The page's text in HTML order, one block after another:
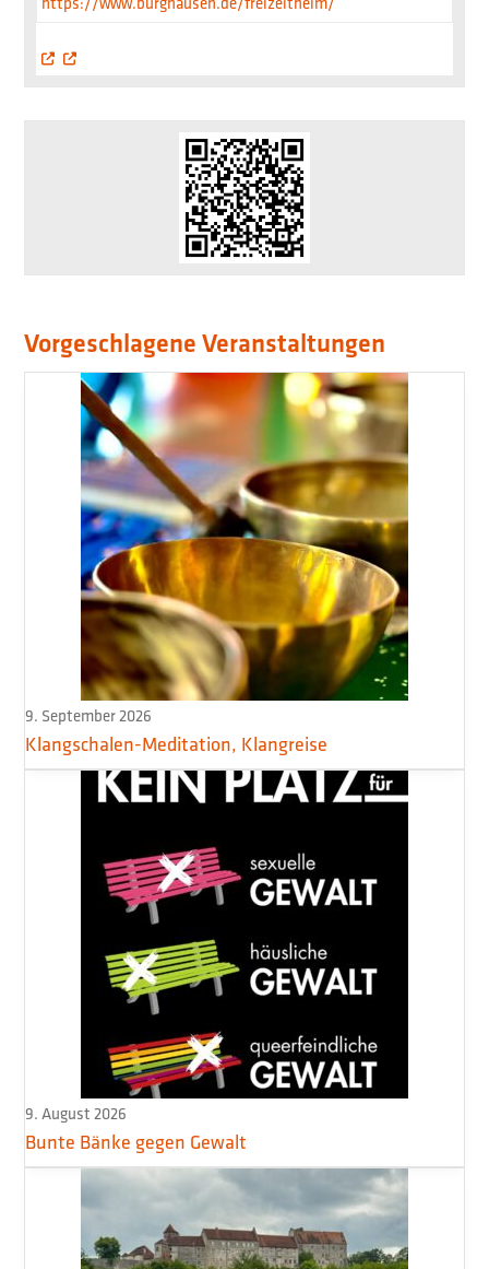
Vorgeschlagene Veranstaltungen
9. September 2026
Klangschalen-Meditation, Klangreise
9. August 2026
Bunte Bänke gegen Gewalt